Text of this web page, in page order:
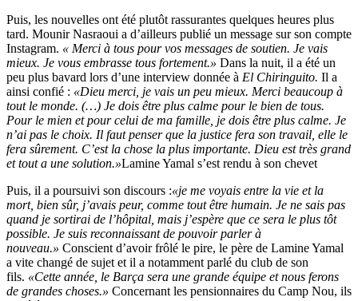
Puis, les nouvelles ont été plutôt rassurantes quelques heures plus
tard. Mounir Nasraoui a d’ailleurs publié un message sur son compte
Instagram. « Merci à tous pour vos messages de soutien. Je vais
mieux. Je vous embrasse tous fortement.» Dans la nuit, il a été un
peu plus bavard lors d’une interview donnée à El Chiringuito. Il a
ainsi confié : «Dieu merci, je vais un peu mieux. Merci beaucoup à
tout le monde. (…) Je dois être plus calme pour le bien de tous.
Pour le mien et pour celui de ma famille, je dois être plus calme. Je
n’ai pas le choix. Il faut penser que la justice fera son travail, elle le
fera sûrement. C’est la chose la plus importante. Dieu est très grand
et tout a une solution.»Lamine Yamal s’est rendu à son chevet
Puis, il a poursuivi son discours :«je me voyais entre la vie et la
mort, bien sûr, j’avais peur, comme tout être humain. Je ne sais pas
quand je sortirai de l’hôpital, mais j’espère que ce sera le plus tôt
possible. Je suis reconnaissant de pouvoir parler à
nouveau.» Conscient d’avoir frôlé le pire, le père de Lamine Yamal
a vite changé de sujet et il a notamment parlé du club de son
fils. «Cette année, le Barça sera une grande équipe et nous ferons
de grandes choses.» Concernant les pensionnaires du Camp Nou, ils